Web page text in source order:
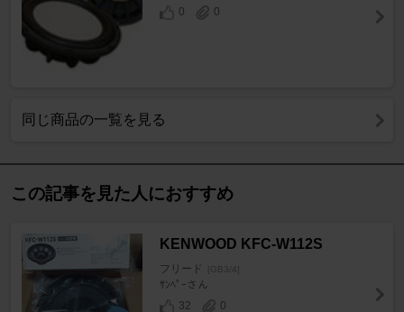
0
0
同じ商品の一覧を見る
この記事を見た人におすすめ
KENWOOD KFC-W112S
フリード [GB3/4]
ｻﾝﾍﾟｰさん
32
0